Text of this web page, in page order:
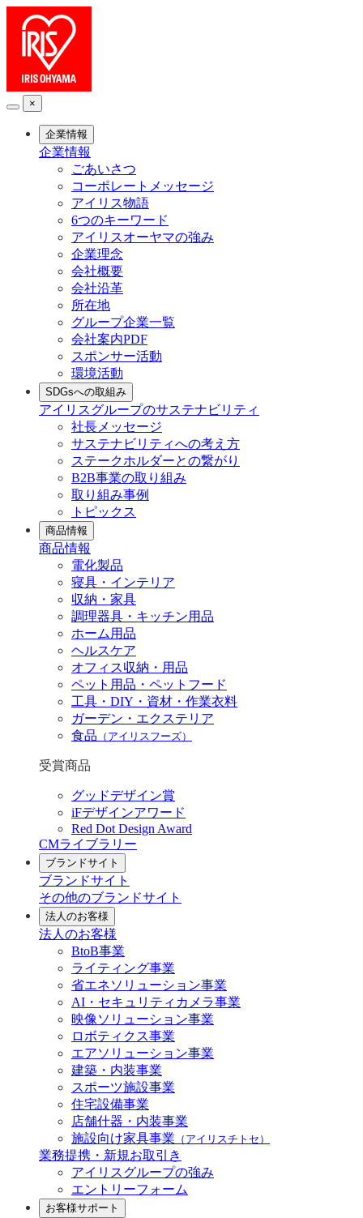
×
企業情報
企業情報
ごあいさつ
コーポレートメッセージ
アイリス物語
6つのキーワード
アイリスオーヤマの強み
企業理念
会社概要
会社沿革
所在地
グループ企業一覧
会社案内PDF
スポンサー活動
環境活動
SDGsへの取組み
アイリスグループのサステナビリティ
社長メッセージ
サステナビリティへの考え方
ステークホルダーとの繋がり
B2B事業の取り組み
取り組み事例
トピックス
商品情報
商品情報
電化製品
寝具・インテリア
収納・家具
調理器具・キッチン用品
ホーム用品
ヘルスケア
オフィス収納・用品
ペット用品・ペットフード
工具・DIY・資材・作業衣料
ガーデン・エクステリア
食品 （アイリスフーズ）
受賞商品
グッドデザイン賞
iFデザインアワード
Red Dot Design Award
CMライブラリー
ブランドサイト
ブランドサイト
その他のブランドサイト
法人のお客様
法人のお客様
BtoB事業
ライティング事業
省エネソリューション事業
AI・セキュリティカメラ事業
映像ソリューション事業
ロボティクス事業
エアソリューション事業
建築・内装事業
スポーツ施設事業
住宅設備事業
店舗什器・内装事業
施設向け家具事業 （アイリスチトセ）
業務提携・新規お取引き
アイリスグループの強み
エントリーフォーム
お客様サポート